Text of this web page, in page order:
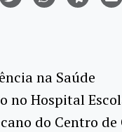
na Saúde
no Hospital
do Centro